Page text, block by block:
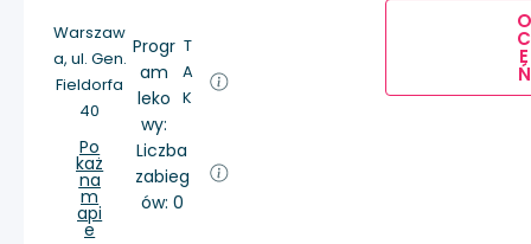
Warszaw
a, ul. Gen.
Fieldorfa
40
Po
każ
na
m
api
e
Progr
am
leko
wy:
T
A
K
Liczba
zabieg
ów: 0
O
C
E
Ń